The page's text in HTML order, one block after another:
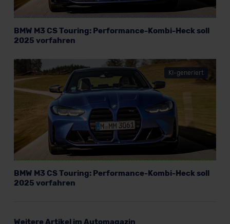
BMW M3 CS Touring: Performance-Kombi-Heck soll
2025 vorfahren
KI-generiert
BMW M3 CS Touring: Performance-Kombi-Heck soll
2025 vorfahren
Weitere Artikel im Automagazin